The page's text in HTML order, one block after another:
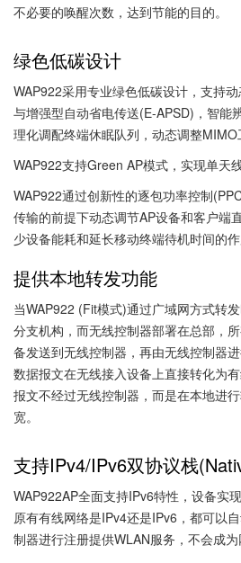
不必要的唤醒次数，达到节能的目的。
绿色低碳设计
WAP922采用专业绿色低碳设计，支持
与增强型自动省电传送(E-APSD)，智能
理化调配终端休眠队列，动态调整MIMO
WAP922支持Green AP模式，实现单天
WAP922通过创新性的逐包功率控制
传输的前提下动态调节AP设备和客户端
少设备能耗和延长移动终端待机时间的作
提供本地转发功能
当WAP922 (Fit模式)通过广域网方式转
分支机构，而无线控制器部署在总部，
备发送到无线控制器，再由无线控制器
数据报文在无线接入设备上直接转化为
报文不经过无线控制器，而是在本地进
宽。
支持IPv4/IPv6双协议栈
WAP922AP全面支持IPv6特性，设备实
原有有线网络是IPv4还是IPv6，都可以
制器进行注册提供WLAN服务，不会成为